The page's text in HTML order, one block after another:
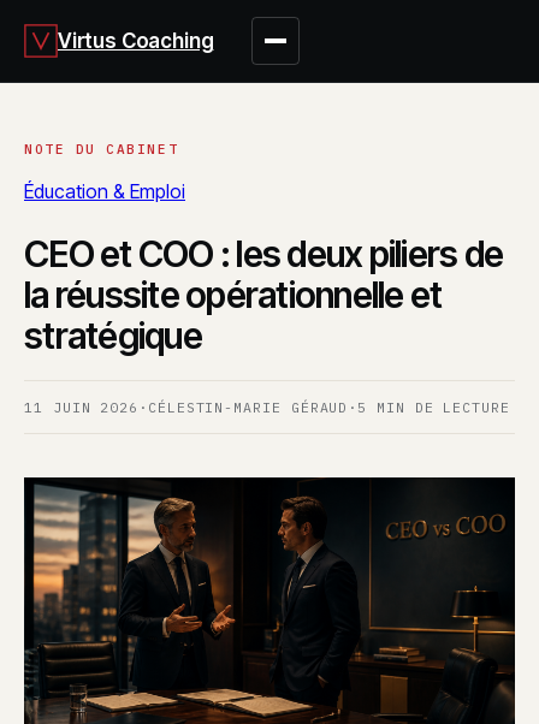
Virtus Coaching
Éducation & Emploi
CEO et COO : les deux piliers de
la réussite opérationnelle et
stratégique
11 JUIN 2026 · CÉLESTIN-MARIE GÉRAUD · 5 MIN DE LECTURE